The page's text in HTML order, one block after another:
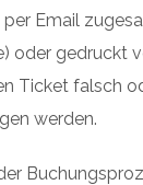
Email
oder gedruckt
falsch
werden.